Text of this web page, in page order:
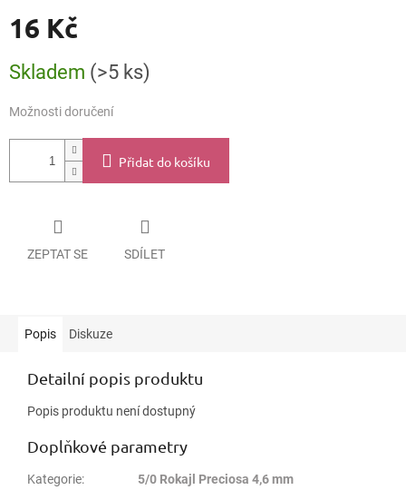
16 Kč
cena:
Skladem (>5 ks)
Možnosti doručení
Přidat do košíku
ZEPTAT SE SDÍLET
Popis Diskuze
Detailní popis produktu
Popis produktu není dostupný
Doplňkové parametry
Kategorie:
5/0 Rokajl Preciosa 4,6 mm